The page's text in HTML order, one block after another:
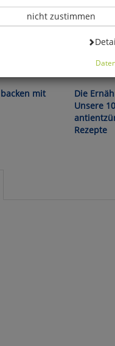
mit
Andresen/
Die
Unsere
Rezepte
Datenverarbeitung -
nicht zustimmen
ablehnen, wird Ihr
Bitte beachten Sie,
mehr alle
können